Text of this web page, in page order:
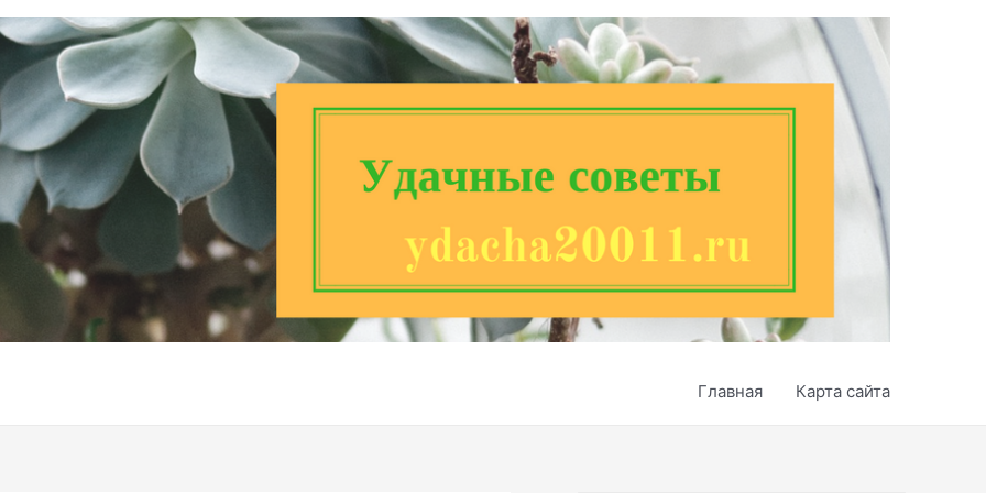
Главная Карта сайта